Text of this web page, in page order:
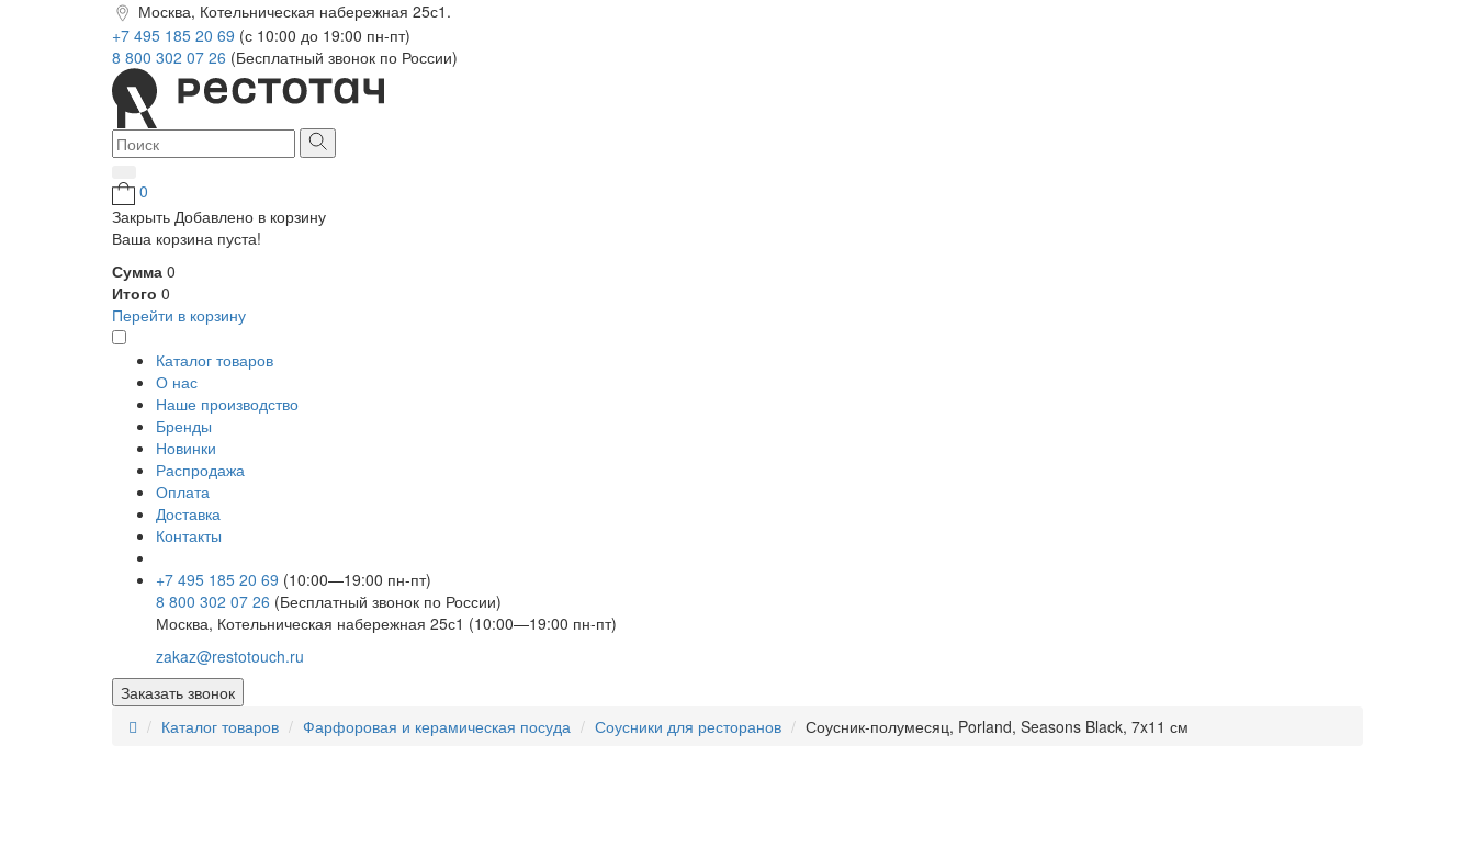
Москва, Котельническая набережная 25с1.
+7 495 185 20 69 (с 10:00 до 19:00 пн-пт)
8 800 302 07 26 (Бесплатный звонок по России)
0
Закрыть Добавлено в корзину
Ваша корзина пуста!
Сумма 0
Итого 0
Перейти в корзину
Каталог товаров
О нас
Наше производство
Бренды
Новинки
Распродажа
Оплата
Доставка
Контакты
+7 495 185 20 69 (10:00—19:00 пн-пт)
8 800 302 07 26 (Бесплатный звонок по России)
Москва, Котельническая набережная 25с1 (10:00—19:00 пн-пт)
zakaz@restotouch.ru
Заказать звонок
Каталог товаров
Фарфоровая и керамическая посуда Соусники для ресторанов Соусник-полумесяц, Porland, Seasons Black, 7x11 см